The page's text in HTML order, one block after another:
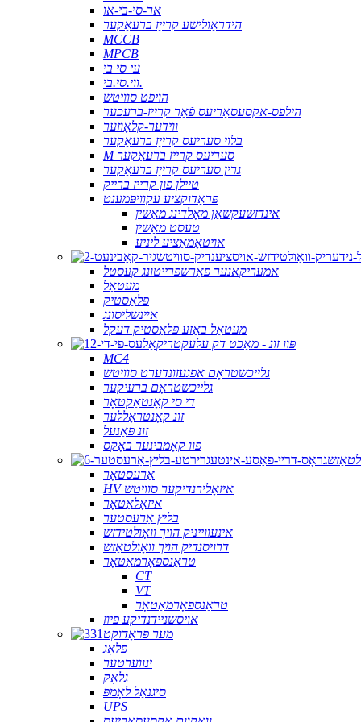
אר-סי-בי-או
הידראַולישע קרייַז ברעאַקער
MCCB
MPCB
עי סי בי
ווי.סי.בי.
הויפּט סוויטש
הילפס-אקסעסאָריעס פֿאַר קרייז-ברעכער
ווידער-קלאָוזער
בלוי סעריעס קרייַז ברעאַקער
M סעריעס קרייז ברעאַקער
גרין סעריעס קרייַז ברעאַקער
טיילן פון קרייז ברייק
פּראָדוקציע עקוויפּמענט
אינדזשעקשאַן מאָלדינג מאַשין
טעסט מאַשין
אויטאָמאַציע ליניע
אמעריקאנער פאַרשפּרייטונג קעסטל
מעטאַל
פּלאַסטיק
אײַנשליסונג
מעטאַל באַזע פּלאַסטיק דעקל
פּוו זונ - מאַכט דק עלעקטריקאַל
MC4
גלייכשטראָם אפגעזונדערט סוויטש
גלייכשטראָם ברעיקער
די סי קאָנטאַקטאָר
זונ קאָנטראָללער
זונ פּאַנעל
פּוו קאָמבינער באָקס
אַרעסטאָר
HV איזאָלירנדיקער סוויטש
איזאָלאַטאָר
בליץ אַרעסטער
אינעווייניק הויך וואָולטידזש
דרויסנדיק הויך וואָולטאַזש
טראַנספאָרמאַטאָר
CT
VT
טראַנספאָרמאַטאָר
אויסשניידנדיקע פיוז
מער פּראָדוקט
פּלאָג
ינווערטער
גלאָק
סיגנאַל לאָמפּ
UPS